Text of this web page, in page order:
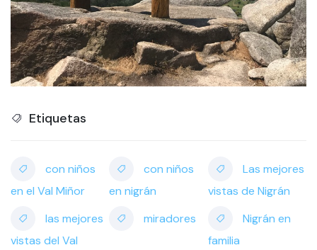
Etiquetas
con niños
en el Val Miñor
con niños
en nigrán
Las mejores
vistas de Nigrán
las mejores
vistas del Val
miradores
Nigrán en
familia